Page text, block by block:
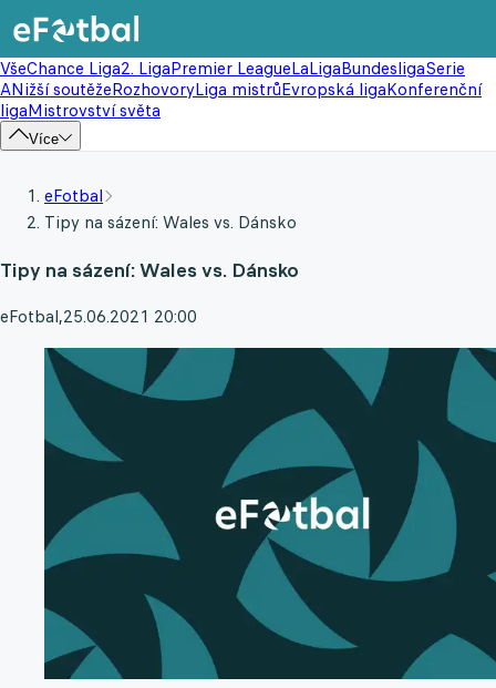
VšeChance Liga2. LigaPremier LeagueLaLigaBundesligaSerie
ANižší soutěžeRozhovoryLiga mistrůEvropská ligaKonferenční
ligaMistrovství světa
Více
eFotbal
Tipy na sázení: Wales vs. Dánsko
Tipy na sázení: Wales vs. Dánsko
eFotbal,25.06.2021 20:00